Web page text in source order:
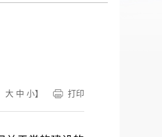
大 中 小】 打印